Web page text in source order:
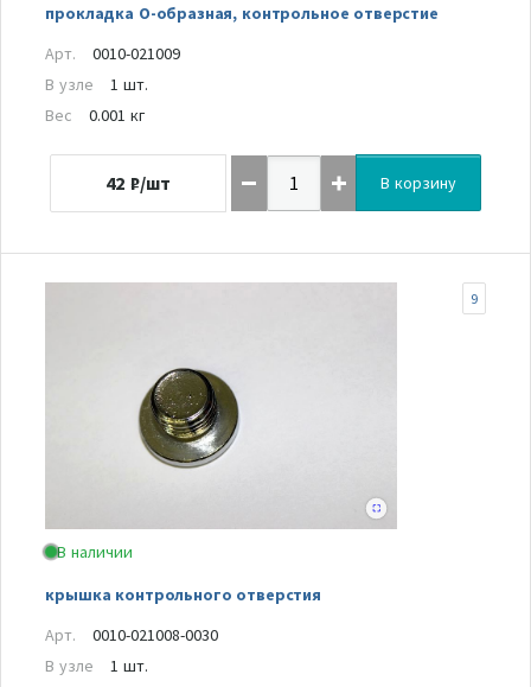
прокладка О-образная, контрольное отверстие
Арт.
0010-021009
В узле
1 шт.
Вес
0.001 кг
42 ₽/шт В корзину
В наличии
крышка контрольного отверстия
9
Арт.
0010-021008-0030
В узле
1 шт.